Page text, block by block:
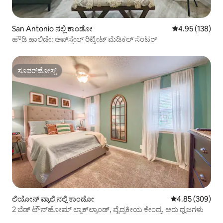
San Antonio ನಲ್ಲಿ ಕಾಂಡೋ 5 ರಲ್ಲಿ 4.95
4.95 (138)
ಹೌಡಿ ಹಾಲಿಡೇ: ಅಪ್‌ಸ್ಕೇಲ್ ರಿಟ್ರೀಟ್ ಮೆಡಿಕಲ್ ಸೆಂಟರ್
ಸೂಪರ್‌ಹೋಸ್ಟ್
ಸೂಪರ್‌ಹೋಸ್ಟ್
ಲಿಯೋನ್ ವ್ಯಾಲಿ ನಲ್ಲಿ ಕಾಂಡೋ 5 ರಲ್ಲಿ 4.85
4.85 (309)
2 ಬೆಡ್ ಟೌನ್‌ಹೋಮ್ ಲ್ಯಾಕ್‌ಲ್ಯಾಂಡ್, ವೈದ್ಯಕೀಯ ಕೇಂದ್ರ, ಆರು ಧ್ವಜಗಳು